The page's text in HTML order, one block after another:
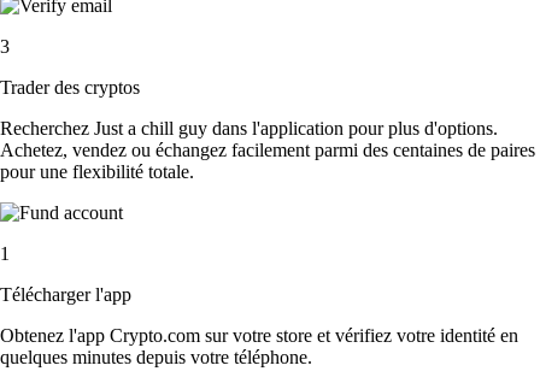
3
Trader des cryptos
Recherchez Just a chill guy dans l'application pour plus d'options.
Achetez, vendez ou échangez facilement parmi des centaines de paires
pour une flexibilité totale.
1
Télécharger l'app
Obtenez l'app Crypto.com sur votre store et vérifiez votre identité en
quelques minutes depuis votre téléphone.